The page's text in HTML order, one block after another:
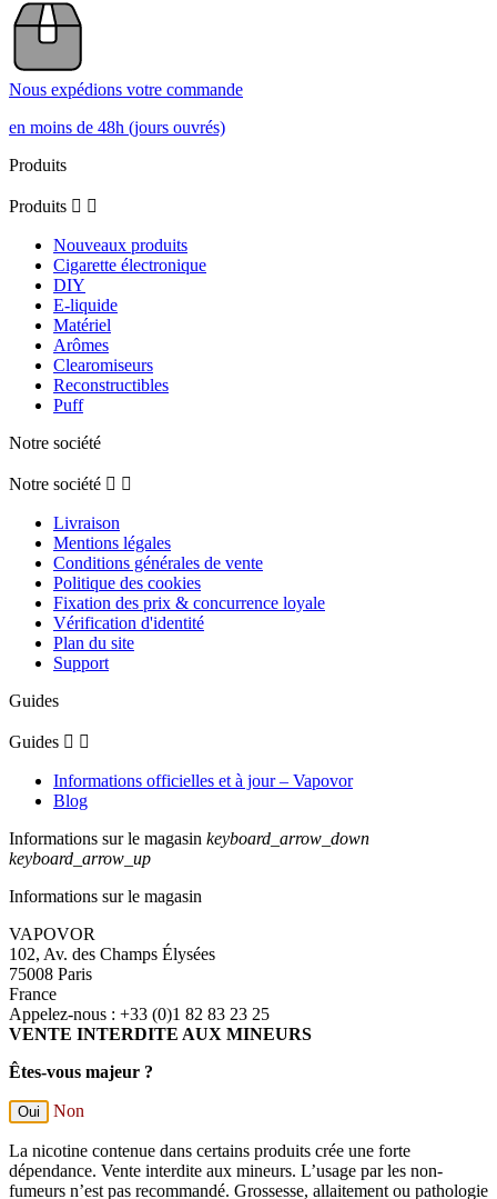
Nous expédions votre commande
en moins de 48h (jours ouvrés)
Produits
Produits  
Nouveaux produits
Cigarette électronique
DIY
E-liquide
Matériel
Arômes
Clearomiseurs
Reconstructibles
Puff
Notre société
Notre société  
Livraison
Mentions légales
Conditions générales de vente
Politique des cookies
Fixation des prix & concurrence loyale
Vérification d'identité
Plan du site
Support
Guides
Guides  
Informations officielles et à jour – Vapovor
Blog
Informations sur le magasin keyboard_arrow_down
keyboard_arrow_up
Informations sur le magasin
VAPOVOR
102, Av. des Champs Élysées
75008 Paris
France
Appelez-nous : +33 (0)1 82 83 23 25
VENTE INTERDITE AUX MINEURS
Êtes-vous majeur ?
Oui Non
La nicotine contenue dans certains produits crée une forte
dépendance. Vente interdite aux mineurs. L’usage par les non-
fumeurs n’est pas recommandé. Grossesse, allaitement ou pathologie